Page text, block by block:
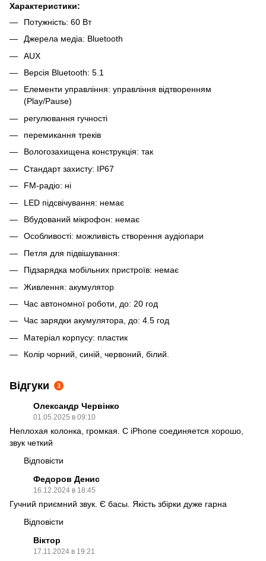
Характеристики:
Потужність: 60 Вт
Джерела медіа: Bluetooth
AUX
Версія Bluetooth: 5.1
Елементи управління: управління відтворенням
(Play/Pause)
регулювання гучності
перемикання треків
Вологозахищена конструкція: так
Стандарт захисту: IP67
FM-радіо: ні
LED підсвічування: немає
Вбудований мікрофон: немає
Особливості: можливість створення аудіопари
Петля для підвішування:
Підзарядка мобільних пристроїв: немає
Живлення: акумулятор
Час автономної роботи, до: 20 год
Час зарядки акумулятора, до: 4.5 год
Матеріал корпусу: пластик
Колір чорний, синій, червоний, білий.
Відгуки 3
Олександр Червінко
01.05.2025 в 09:10
Неплохая колонка, громкая. С iPhone соединяется хорошо,
звук четкий
Відповісти
Федоров Денис
16.12.2024 в 18:45
Гучний приємний звук. Є басы. Якість збірки дуже гарна
Відповісти
Віктор
17.11.2024 в 19:21